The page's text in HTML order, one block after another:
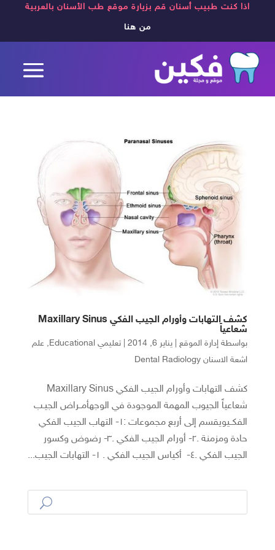
اذا كنت طبيب أسنان قم بزيارة موقع طب الأسنان بالعربية
من هنا
كشف التهابات وأورام الجيب الفكي Maxillary Sinus
شعاعياً
بواسطة إدارة الموقع| يناير 6, 2014 | تعليمي Educational , علم
اشعة الاسنان Dental Radiology
كشف التهابات وأورام الجيب الفكي Maxillary Sinus
شعاعياً الجيوب المهمة الموجودة في الوجهأمــراض الجيـب
الفكــيويقسم إلى أربع مجموعات :١- التهاب الجيب الفكي
حادة ومزمنة .٢- أورام الجيب الفكي .٣- رضوض وكسور
الجيب الفكي .٤- أكياس الجيب الفكي . ١- التهابات الجيب...